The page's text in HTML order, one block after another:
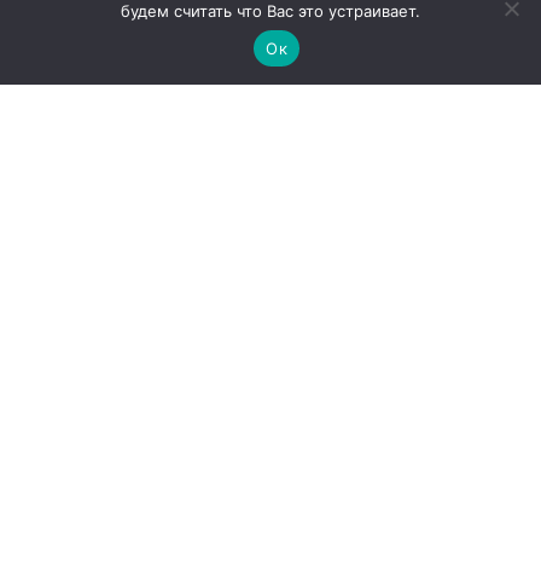
будем считать что Вас это устраивает.
Ок